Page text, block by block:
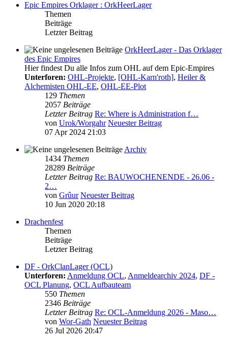
Epic Empires Orklager : OrkHeerLager
Themen
Beiträge
Letzter Beitrag
OrkHeerLager - Das Orklager
des Epic Empires
Hier findest Du alle Infos zum OHL auf dem Epic-Empires
Unterforen: OHL-Projekte, [OHL-Karn'roth], Heiler &
Alchemisten OHL-EE, OHL-EE-Plot
129 Themen
2057 Beiträge
Letzter Beitrag Re: Where is Administration f…
von Urok/Worgahr Neuester Beitrag
07 Apr 2024 21:03
Archiv
1434 Themen
28289 Beiträge
Letzter Beitrag Re: BAUWOCHENENDE - 26.06 -
2…
von Grûur Neuester Beitrag
10 Jun 2020 20:18
Drachenfest
Themen
Beiträge
Letzter Beitrag
DF - OrkClanLager (OCL)
Unterforen: Anmeldung OCL, Anmeldearchiv 2024, DF -
OCL Planung, OCL Aufbauteam
550 Themen
2346 Beiträge
Letzter Beitrag Re: OCL-Anmeldung 2026 - Maso…
von Wor-Gath Neuester Beitrag
26 Jul 2026 20:47